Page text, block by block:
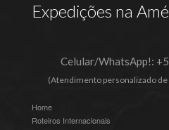
Expedições na
Celular/WhatsApp!:
(Atendimento personalizado de
Home
Roteiros Internacionais